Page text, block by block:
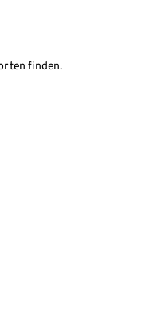
finden.